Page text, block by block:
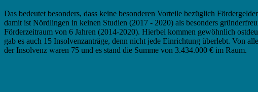
Das bedeutet besonders, dass keine besonderen Vorteile bezüglich
damit ist Nördlingen in keinen Studien (2017 - 2020) als besonders
Förderzeitraum von 6 Jahren (2014-2020). Hierbei kommen gewöhnlich
gab es auch 15 Insolvenzanträge, denn nicht jede Einrichtung überlebt. Von
der Insolvenz waren 75 und es stand die Summe von 3.434.000 € im Raum.